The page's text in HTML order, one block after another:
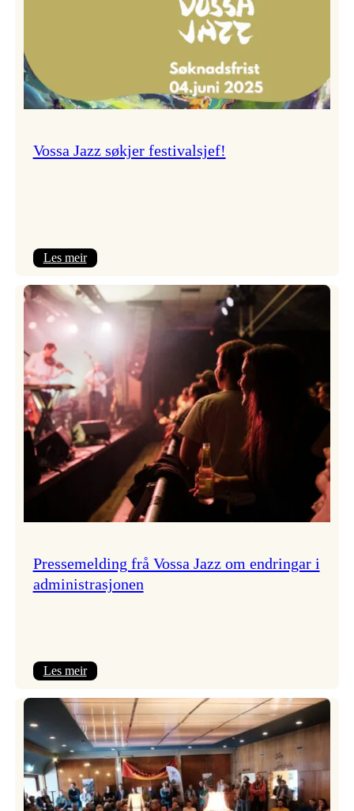
Vossa Jazz søkjer festivalsjef!
Les meir:
Jazz
søkjer
Pressemelding frå Vossa Jazz om endringar i
administrasjonen
Les meir:
frå
Vossa
Jazz
om
endringar
i